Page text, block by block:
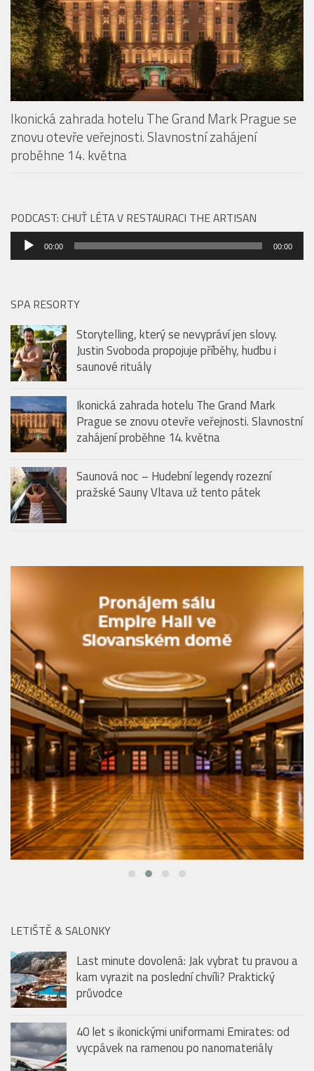
rozměr
proběhne 14. května
Audio
přehrávač
SPA RESORTY
Storytelling, který se nevypráví jen slovy.
Justin Svoboda propojuje příběhy, hudbu i
saunové rituály
Ikonická zahrada hotelu The Grand Mark
Prague se znovu otevře veřejnosti. Slavnostní
LETIŠTĚ & SALONKY
Last minute dovolená: Jak vybrat tu pravou a
kam vyrazit na poslední chvíli? Praktický